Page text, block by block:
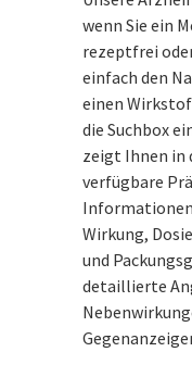
wenn Sie ein
rezeptfrei
einfach den
einen
die Suchbox
zeigt Ihnen in
verfügbare
Wirkung,
und
detaillierte